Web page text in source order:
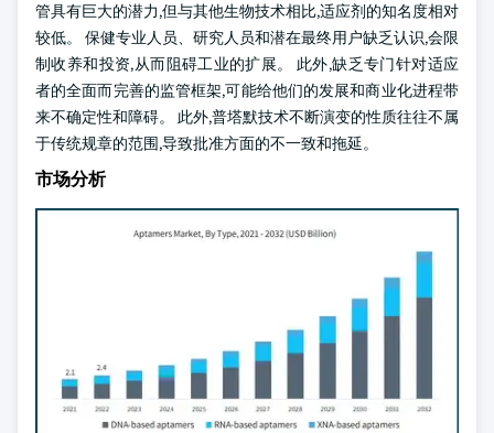
管具有巨大的潜力,但与其他生物技术相比,适应剂的知名度相对
较低。 保健专业人员、研究人员和潜在最终用户缺乏认识,会限
制收养和投资,从而阻碍工业的扩展。 此外,缺乏专门针对适应
者的全面而完善的监管框架,可能给他们的发展和商业化进程带
来不确定性和障碍。 此外,普塔默技术不断演变的性质往往不属
于传统规章的范围,导致批准方面的不一致和拖延。
市场分析